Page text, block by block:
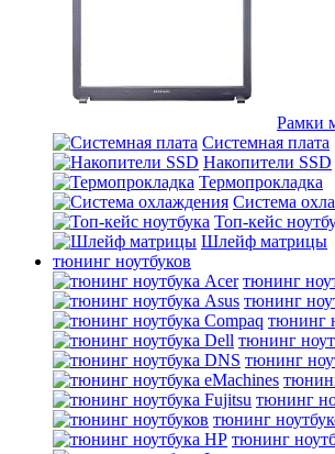
Рамки
Системная плата
Накопители SSD
Термопрокладка
Система
Топ-кейс
Шлейф матрицы
тюнинг ноутбуков
тюнинг
тюнинг
тюнинг
тюнинг
тюнинг
тюнинг
тюнинг
тюнинг